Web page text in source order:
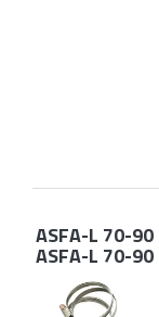
ASFA-L 70-90
ASFA-L 70-90